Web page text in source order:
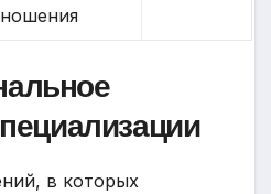
в которых